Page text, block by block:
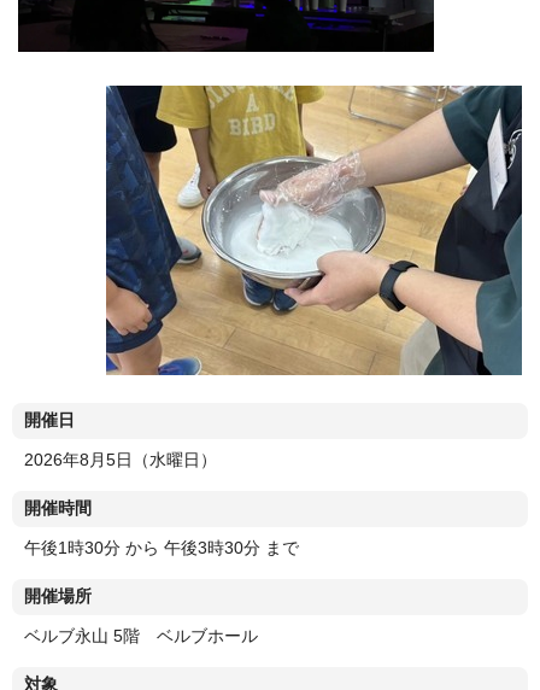
開催日
2026年8月5日（水曜日）
開催時間
午後1時30分 から 午後3時30分 まで
開催場所
ベルブ永山 5階 ベルブホール
対象